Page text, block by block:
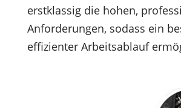
erstklassig die hohen,
Anforderungen, sodass ein
effizienter Arbeitsablauf